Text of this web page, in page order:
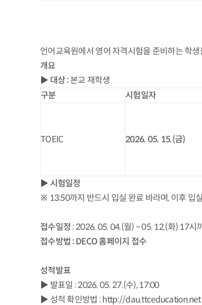
언어교육원에서 영어 자격시험을 준비하는 학
개요
▶ 대상:본교 재학생
구분
시험일자
TOEIC 2026. 05. 15.(금)
▶ 시험일정
※ 13:50까지 반드시 입실 완료 바라며, 이후 입
접수일정 : 2026. 05. 04.(월) ~ 05. 12.(화) 17시
접수방법 : DECO홈페이지 접수
성적발표
▶ 발표일 : 2026. 05. 27.(수), 17:00
▶ 성적 확인방법 : http://